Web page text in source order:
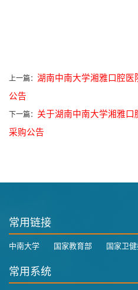
上一篇： 湖南中南大学湘雅口腔医
公告
下一篇： 关于湖南中南大学湘雅
采购公告
常用链接
中南大学 国家教育部 国家卫
常用系统